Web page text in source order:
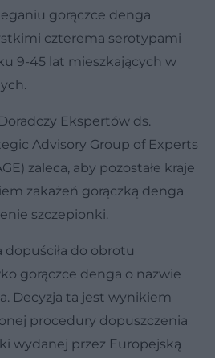
gorączce denga
czterema serotypami
9-45 lat mieszkających w
Ekspertów ds.
Advisory Group of Experts
zaleca, aby pozostałe kraje
zakażeń gorączką denga
szczepionki.
dopuściła do obrotu
gorączce denga o nazwie
Decyzja ta jest wynikiem
procedury dopuszczenia
wydanej przez Europejską